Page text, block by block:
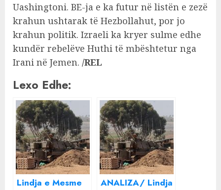
Uashingtoni. BE-ja e ka futur në listën e zezë
krahun ushtarak të Hezbollahut, por jo
krahun politik. Izraeli ka kryer sulme edhe
kundër rebelëve Huthi të mbështetur nga
Irani në Jemen. /REL
Lexo Edhe:
Lindja e Mesme
ANALIZA/ Lindja